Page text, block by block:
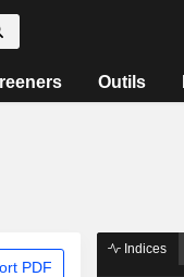
Outils
PDF
Indices